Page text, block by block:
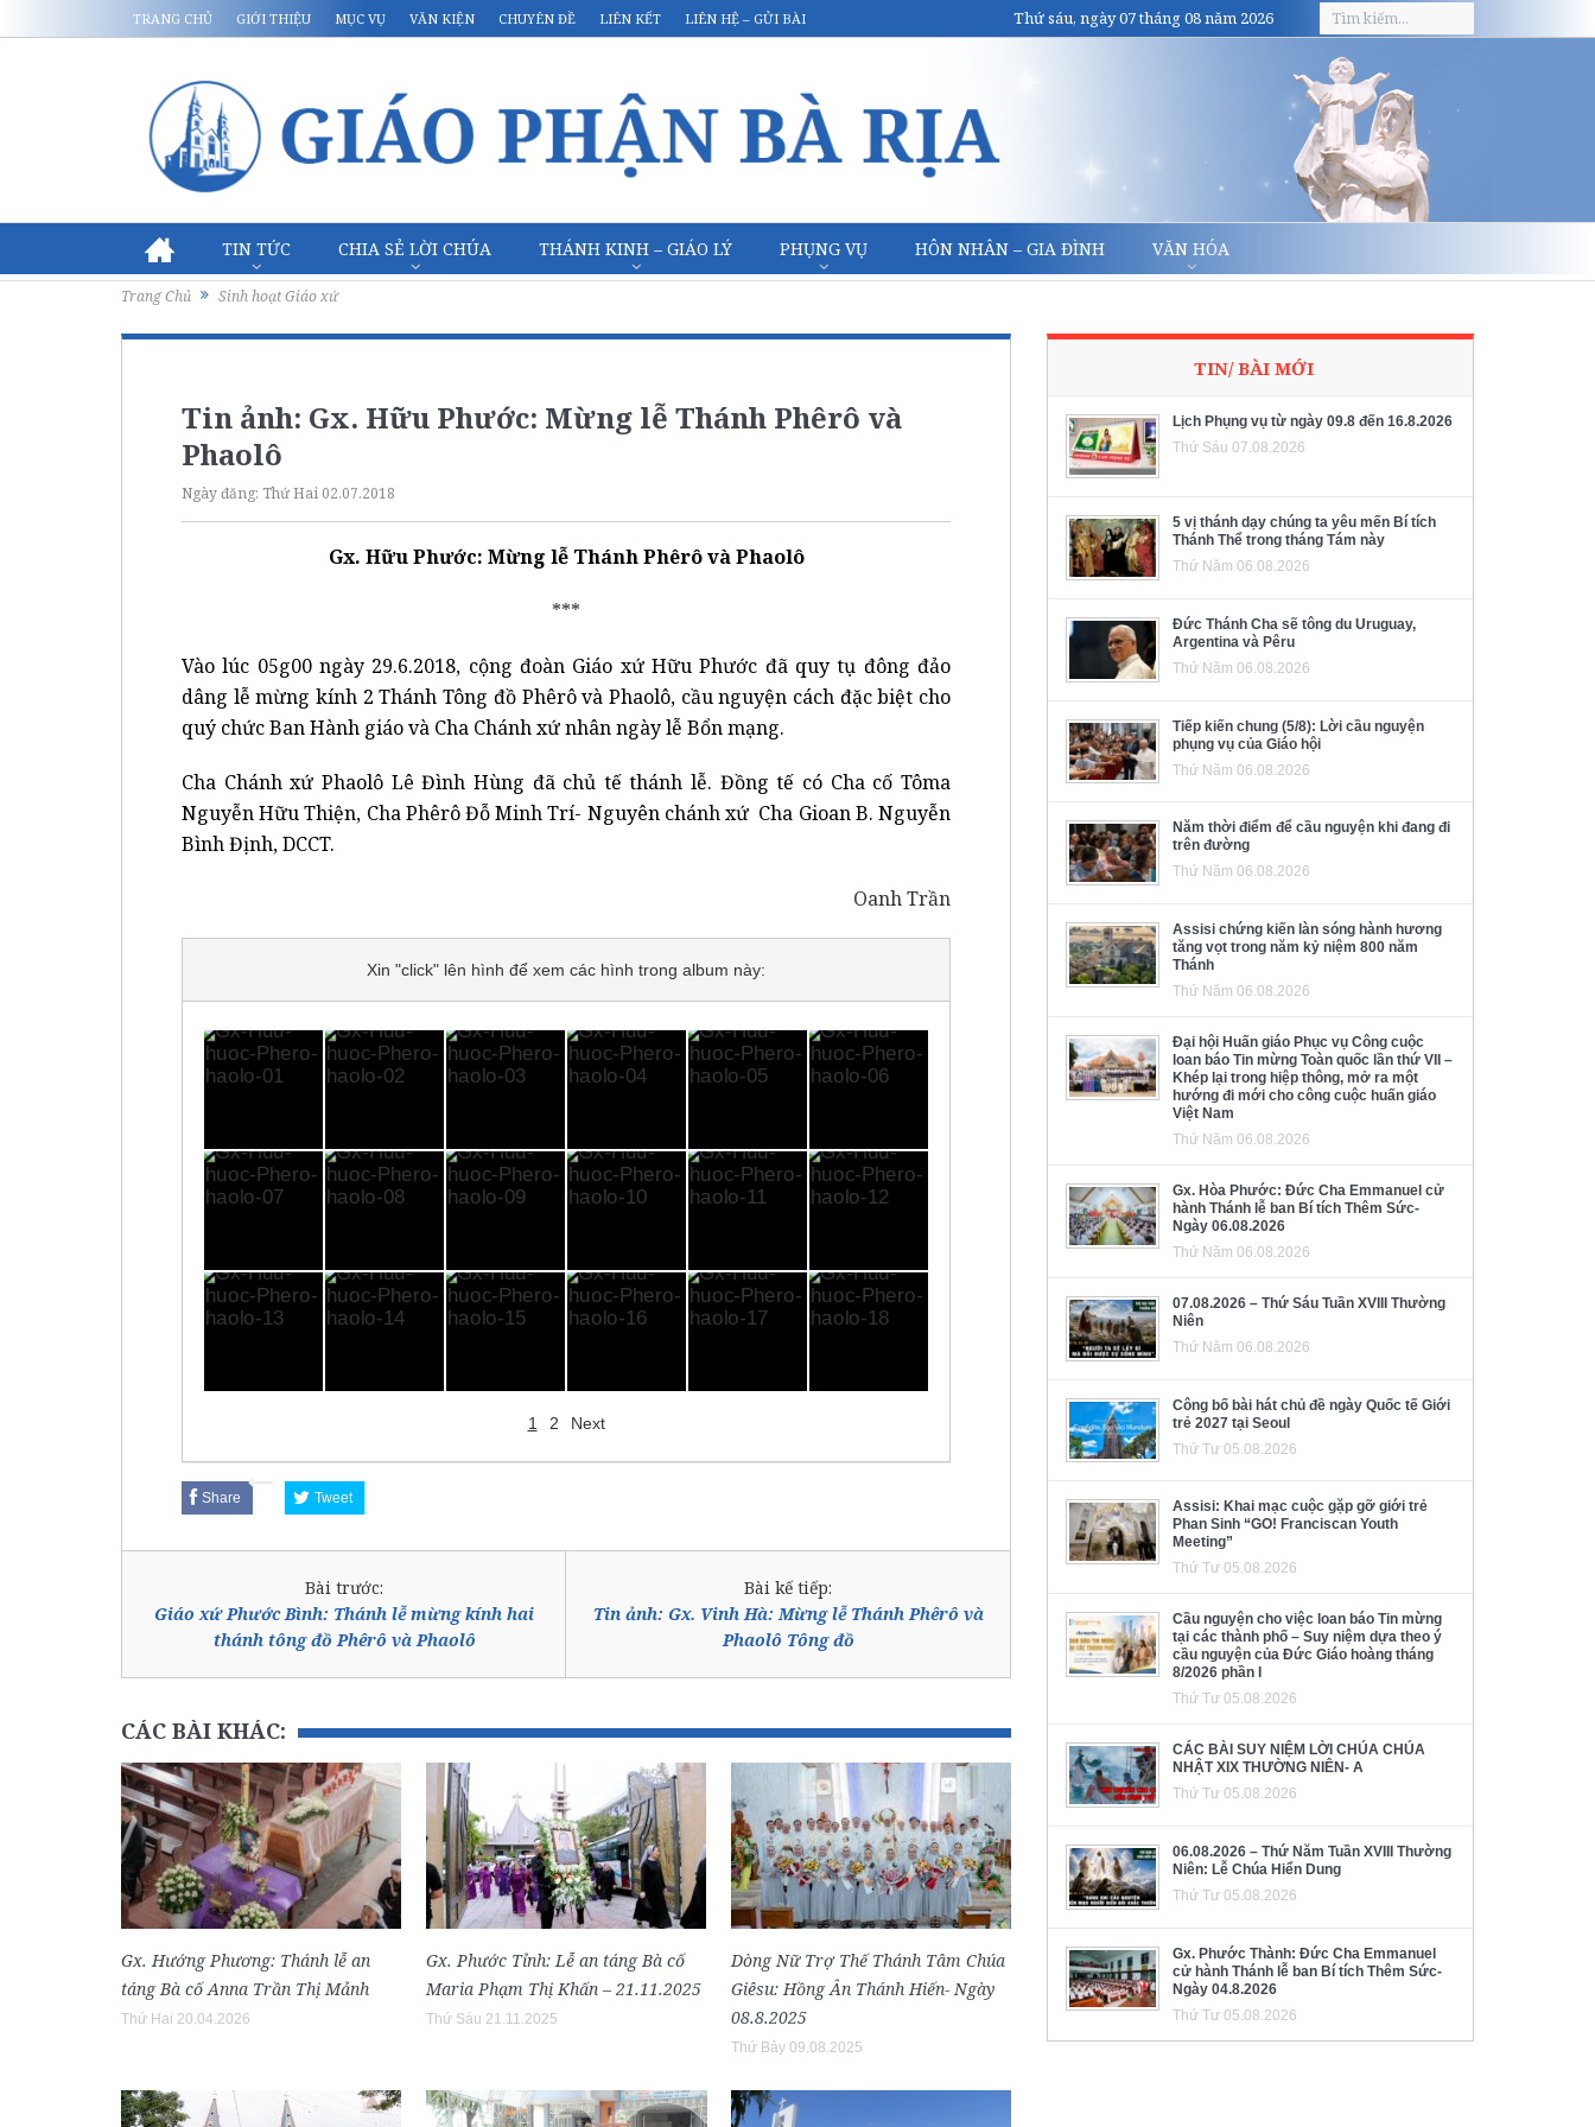
TRANG CHỦ GIỚI THIỆU MỤC VỤ VĂN KIỆN CHUYÊN ĐỀ LIÊN KẾT LIÊN HỆ – GỬI BÀI Thứ sáu, ngày 07 tháng 08 năm 2026
TIN TỨC CHIA SẺ LỜI CHÚA THÁNH KINH – GIÁO LÝ PHỤNG VỤ HÔN NHÂN – GIA ĐÌNH VĂN HÓA
Trang Chủ Sinh hoạt Giáo xứ
Tin ảnh: Gx. Hữu Phước: Mừng lễ Thánh Phêrô và
Phaolô
Ngày đăng: Thứ Hai 02.07.2018
Gx. Hữu Phước: Mừng lễ Thánh Phêrô và Phaolô
***
Vào lúc 05g00 ngày 29.6.2018, cộng đoàn Giáo xứ Hữu Phước đã quy tụ đông đảo
dâng lễ mừng kính 2 Thánh Tông đồ Phêrô và Phaolô, cầu nguyện cách đặc biệt cho
quý chức Ban Hành giáo và Cha Chánh xứ nhân ngày lễ Bổn mạng.
Cha Chánh xứ Phaolô Lê Đình Hùng đã chủ tế thánh lễ. Đồng tế có Cha cố Tôma
Nguyễn Hữu Thiện, Cha Phêrô Đỗ Minh Trí- Nguyên chánh xứ Cha Gioan B. Nguyễn
Bình Định, DCCT.
Oanh Trần
Xin "click" lên hình để xem các hình trong album này:
1 2 Next
Share Tweet
Bài trước:
Giáo xứ Phước Bình: Thánh lễ mừng kính hai
thánh tông đồ Phêrô và Phaolô
Bài kế tiếp:
Tin ảnh: Gx. Vinh Hà: Mừng lễ Thánh Phêrô và
Phaolô Tông đồ
CÁC BÀI KHÁC:
Gx. Hướng Phương: Thánh lễ an
táng Bà cố Anna Trần Thị Mảnh
Thứ Hai 20.04.2026
Gx. Phước Tỉnh: Lễ an táng Bà cố
Maria Phạm Thị Khấn – 21.11.2025
Thứ Sáu 21.11.2025
Dòng Nữ Trợ Thế Thánh Tâm Chúa
Giêsu: Hồng Ân Thánh Hiến- Ngày
08.8.2025
Thứ Bảy 09.08.2025
TIN/ BÀI MỚI
Lịch Phụng vụ từ ngày 09.8 đến 16.8.2026
Thứ Sáu 07.08.2026
5 vị thánh dạy chúng ta yêu mến Bí tích
Thánh Thể trong tháng Tám này
Thứ Năm 06.08.2026
Đức Thánh Cha sẽ tông du Uruguay,
Argentina và Pêru
Thứ Năm 06.08.2026
Tiếp kiến chung (5/8): Lời cầu nguyện
phụng vụ của Giáo hội
Thứ Năm 06.08.2026
Năm thời điểm để cầu nguyện khi đang đi
trên đường
Thứ Năm 06.08.2026
Assisi chứng kiến làn sóng hành hương
tăng vọt trong năm kỷ niệm 800 năm
Thánh
Thứ Năm 06.08.2026
Đại hội Huấn giáo Phục vụ Công cuộc
loan báo Tin mừng Toàn quốc lần thứ VII –
Khép lại trong hiệp thông, mở ra một
hướng đi mới cho công cuộc huấn giáo
Việt Nam
Thứ Năm 06.08.2026
Gx. Hòa Phước: Đức Cha Emmanuel cử
hành Thánh lễ ban Bí tích Thêm Sức-
Ngày 06.08.2026
Thứ Năm 06.08.2026
07.08.2026 – Thứ Sáu Tuần XVIII Thường
Niên
Thứ Năm 06.08.2026
Công bố bài hát chủ đề ngày Quốc tế Giới
trẻ 2027 tại Seoul
Thứ Tư 05.08.2026
Assisi: Khai mạc cuộc gặp gỡ giới trẻ
Phan Sinh “GO! Franciscan Youth
Meeting”
Thứ Tư 05.08.2026
Cầu nguyện cho việc loan báo Tin mừng
tại các thành phố – Suy niệm dựa theo ý
cầu nguyện của Đức Giáo hoàng tháng
8/2026 phần I
Thứ Tư 05.08.2026
CÁC BÀI SUY NIỆM LỜI CHÚA CHÚA
NHẬT XIX THƯỜNG NIÊN- A
Thứ Tư 05.08.2026
06.08.2026 – Thứ Năm Tuần XVIII Thường
Niên: Lễ Chúa Hiển Dung
Thứ Tư 05.08.2026
Gx. Phước Thành: Đức Cha Emmanuel
cử hành Thánh lễ ban Bí tích Thêm Sức-
Ngày 04.8.2026
Thứ Tư 05.08.2026